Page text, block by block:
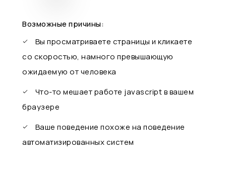
Возможные причины:
Вы просматриваете страницы и кликаете
со скоростью, намного превышающую
ожидаемую от человека
Что-то мешает работе javascript в вашем
браузере
Ваше поведение похоже на поведение
автоматизированных систем